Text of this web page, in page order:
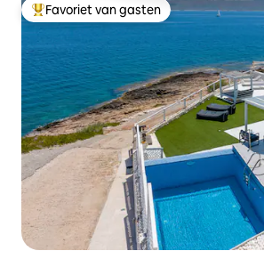
Topfavoriet van gasten
Favoriet van gasten